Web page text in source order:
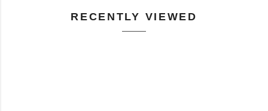
RECENTLY VIEWED